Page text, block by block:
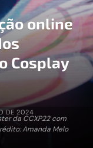
da CCXP22 com
Amanda Melo
online
Cosplay
DE 2024